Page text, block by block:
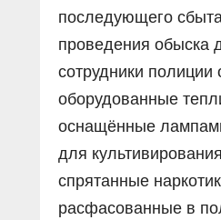
последующего
проведения обыска
сотрудники
оборудованные
оснащённые
для
спрятанные
расфасованные в